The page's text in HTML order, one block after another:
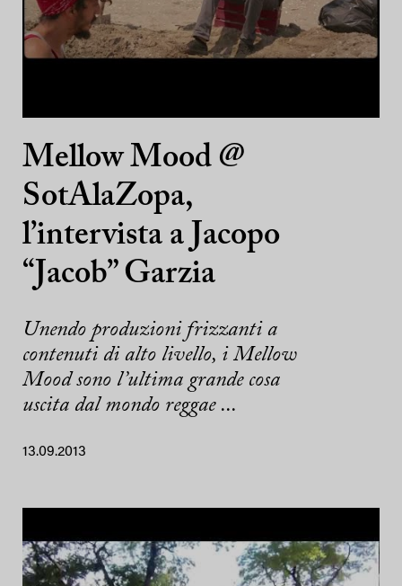
Mellow Mood @
SotAlaZopa,
l’intervista a Jacopo
“Jacob” Garzia
Unendo produzioni frizzanti a
contenuti di alto livello, i Mellow
Mood sono l’ultima grande cosa
uscita dal mondo reggae ...
13.09.2013